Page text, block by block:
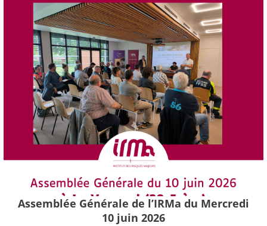
Assemblée Générale de l’IRMa du Mercredi
10 juin 2026